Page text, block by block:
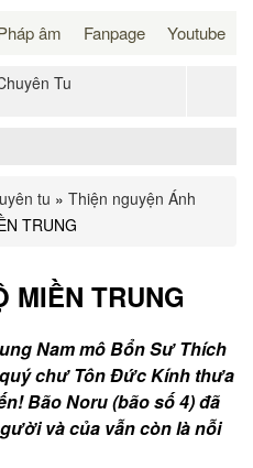
Youtube
Fanpage
âm
tu » Thiện nguyện Ánh
TRUNG
MIỀN TRUNG
Nam mô Bổn Sư Thích
chư Tôn Đức Kính thưa
Bão Noru (bão số 4) đã
và của vẫn còn là nỗi